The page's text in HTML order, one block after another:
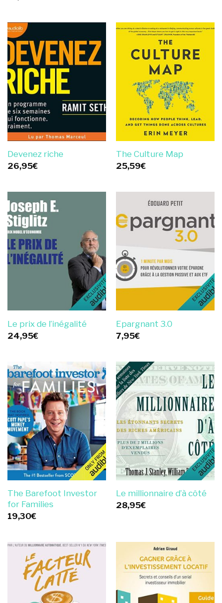
Devenez riche
26,95€
The Culture Map
25,59€
Le prix de l’inégalité
24,95€
Epargnant 3.0
7,95€
The Barefoot Investor
for Families
19,30€
Le millionnaire d’à côté
28,95€